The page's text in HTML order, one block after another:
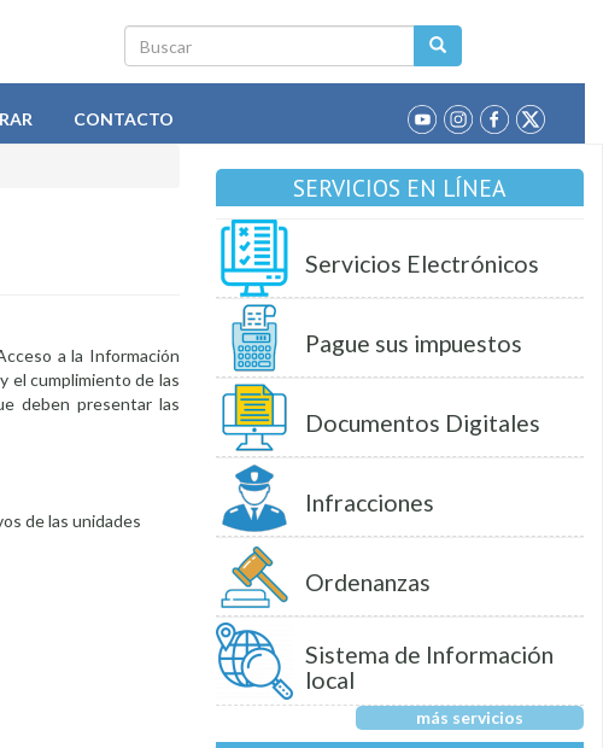
Buscar
CONTACTO
a la Información
el cumplimiento de las
deben presentar las
de las unidades
SERVICIOS EN LÍNEA
Servicios Electrónicos
Pague sus impuestos
Documentos Digitales
Infracciones
Ordenanzas
Sistema de Información
local
más servicios